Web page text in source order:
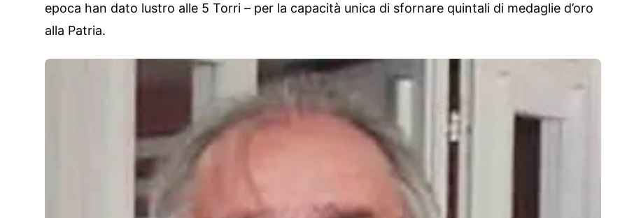
epoca han dato lustro alle 5 Torri – per la capacità unica di sfornare quintali di medaglie d’oro
alla Patria.